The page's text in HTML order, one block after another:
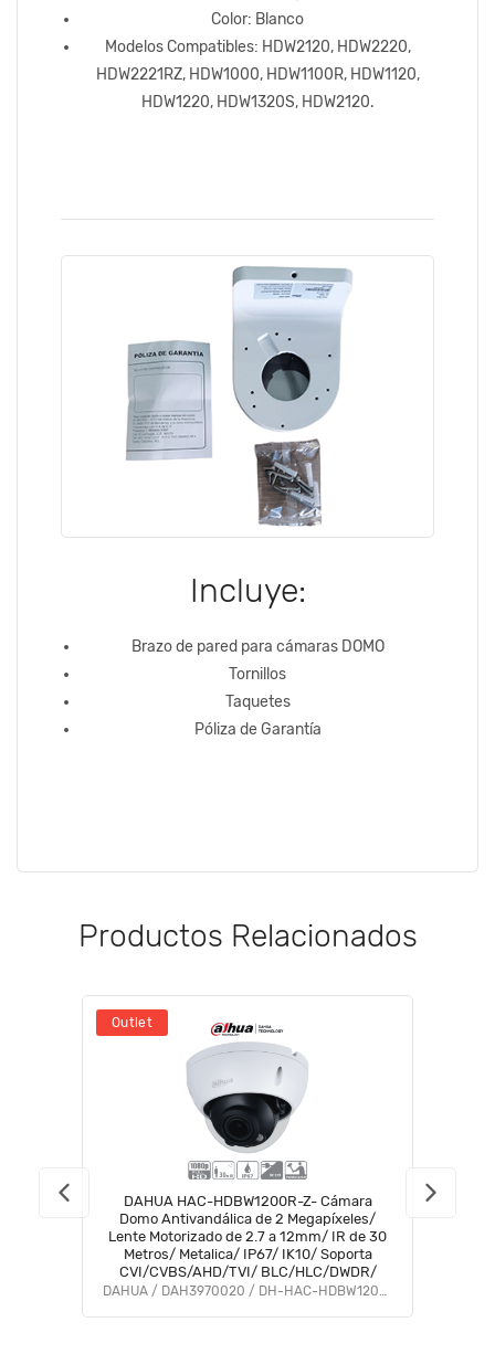
Color: Blanco
Modelos Compatibles: HDW2120, HDW2220,
HDW2221RZ, HDW1000, HDW1100R, HDW1120,
HDW1220, HDW1320S, HDW2120.
Incluye:
Brazo de pared para cámaras DOMO
Tornillos
Taquetes
Póliza de Garantía
Productos Relacionados
Outlet
DAHUA HAC-HDBW1200R-Z- Cámara
Domo Antivandálica de 2 Megapíxeles/
Lente Motorizado de 2.7 a 12mm/ IR de 30
Metros/ Metalica/ IP67/ IK10/ Soporta
CVI/CVBS/AHD/TVI/ BLC/HLC/DWDR/
DAHUA / DAH3970020 / DH-HAC-HDBW1200RN-Z